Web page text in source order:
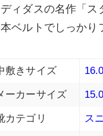
ィダスの名作「ス
本ベルトでしっかり
敷きサイズ
ーカーサイズ
カテゴリ ス